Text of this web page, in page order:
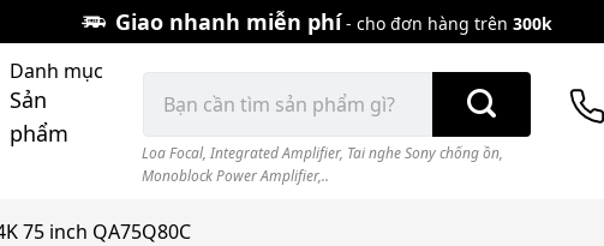
Giao nhanh miễn phí- cho đơn hàng trên 300k
Danh mục
Sản
phẩm
kiếm:
Loa Focal, Integrated Amplifier, Tai nghe Sony chống ồn,
Monoblock Power Amplifier,..
75 inch QA75Q80C